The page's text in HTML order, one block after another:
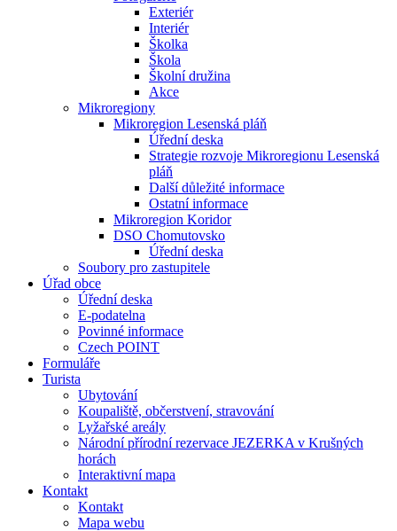
Exteriér
Interiér
Školka
Škola
Školní družina
Akce
Mikroregiony
Mikroregion Lesenská pláň
Úřední deska
Strategie rozvoje Mikroregionu Lesenská
pláň
Další důležité informace
Ostatní informace
Mikroregion Koridor
DSO Chomutovsko
Úřední deska
Soubory pro zastupitele
Úřad obce
Úřední deska
E-podatelna
Povinné informace
Czech POINT
Formuláře
Turista
Ubytování
Koupaliště, občerstvení, stravování
Lyžařské areály
Národní přírodní rezervace JEZERKA v Krušných
horách
Interaktivní mapa
Kontakt
Kontakt
Mapa webu